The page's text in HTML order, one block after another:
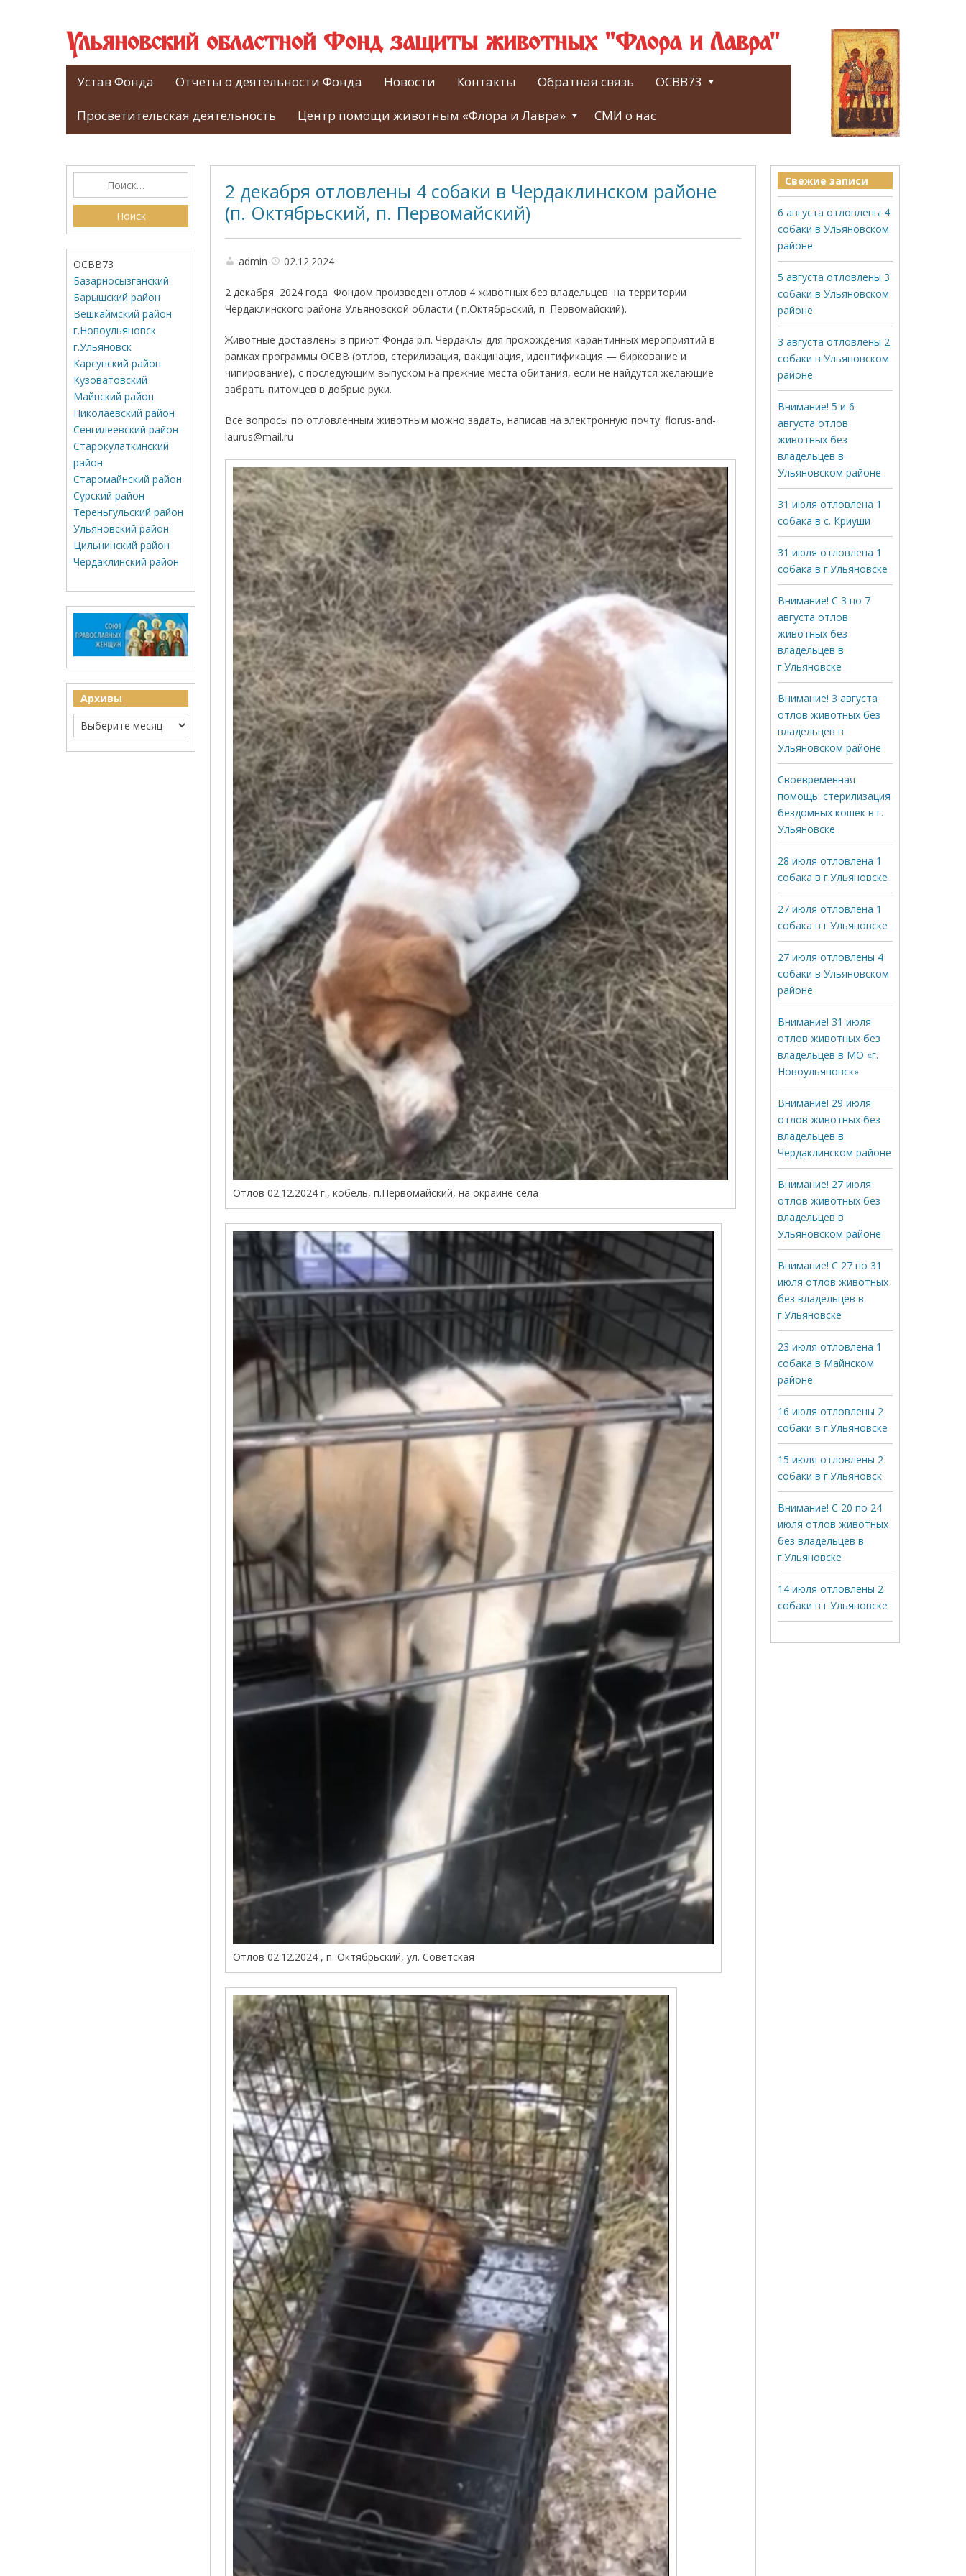
Ульяновский областной Фонд защиты животных "Флора и Лавра"
Устав Фонда Отчеты о деятельности Фонда Новости Контакты Обратная связь ОСВВ73
Просветительская деятельность Центр помощи животным «Флора и Лавра» СМИ о нас
2 декабря отловлены 4 собаки в Чердаклинском районе
(п. Октябрьский, п. Первомайский)
admin 02.12.2024
2 декабря 2024 года Фондом произведен отлов 4 животных без владельцев на территории
Чердаклинского района Ульяновской области ( п.Октябрьский, п. Первомайский).
Животные доставлены в приют Фонда р.п. Чердаклы для прохождения карантинных мероприятий в
рамках программы ОСВВ (отлов, стерилизация, вакцинация, идентификация — биркование и
чипирование), с последующим выпуском на прежние места обитания, если не найдутся желающие
забрать питомцев в добрые руки.
Все вопросы по отловленным животным можно задать, написав на электронную почту: florus-and-
laurus@mail.ru
Отлов 02.12.2024 г., кобель, п.Первомайский, на окраине села
Отлов 02.12.2024 , п. Октябрьский, ул. Советская
ОСВВ73
Базарносызганский
Барышский район
Вешкаймский район
г.Новоульяновск
г.Ульяновск
Карсунский район
Кузоватовский
Майнский район
Николаевский район
Сенгилеевский район
Старокулаткинский
район
Старомайнский район
Сурский район
Тереньгульский район
Ульяновский район
Цильнинский район
Чердаклинский район
Архивы
Свежие записи
6 августа отловлены 4
собаки в Ульяновском
районе
5 августа отловлены 3
собаки в Ульяновском
районе
3 августа отловлены 2
собаки в Ульяновском
районе
Внимание! 5 и 6
августа отлов
животных без
владельцев в
Ульяновском районе
31 июля отловлена 1
собака в с. Криуши
31 июля отловлена 1
собака в г.Ульяновске
Внимание! С 3 по 7
августа отлов
животных без
владельцев в
г.Ульяновске
Внимание! 3 августа
отлов животных без
владельцев в
Ульяновском районе
Своевременная
помощь: стерилизация
бездомных кошек в г.
Ульяновске
28 июля отловлена 1
собака в г.Ульяновске
27 июля отловлена 1
собака в г.Ульяновске
27 июля отловлены 4
собаки в Ульяновском
районе
Внимание! 31 июля
отлов животных без
владельцев в МО «г.
Новоульяновск»
Внимание! 29 июля
отлов животных без
владельцев в
Чердаклинском районе
Внимание! 27 июля
отлов животных без
владельцев в
Ульяновском районе
Внимание! С 27 по 31
июля отлов животных
без владельцев в
г.Ульяновске
23 июля отловлена 1
собака в Майнском
районе
16 июля отловлены 2
собаки в г.Ульяновске
15 июля отловлены 2
собаки в г.Ульяновск
Внимание! С 20 по 24
июля отлов животных
без владельцев в
г.Ульяновске
14 июля отловлены 2
собаки в г.Ульяновске